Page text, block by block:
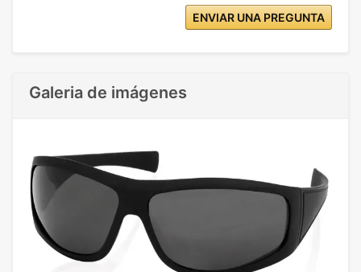
ENVIAR UNA PREGUNTA
Galeria de imágenes